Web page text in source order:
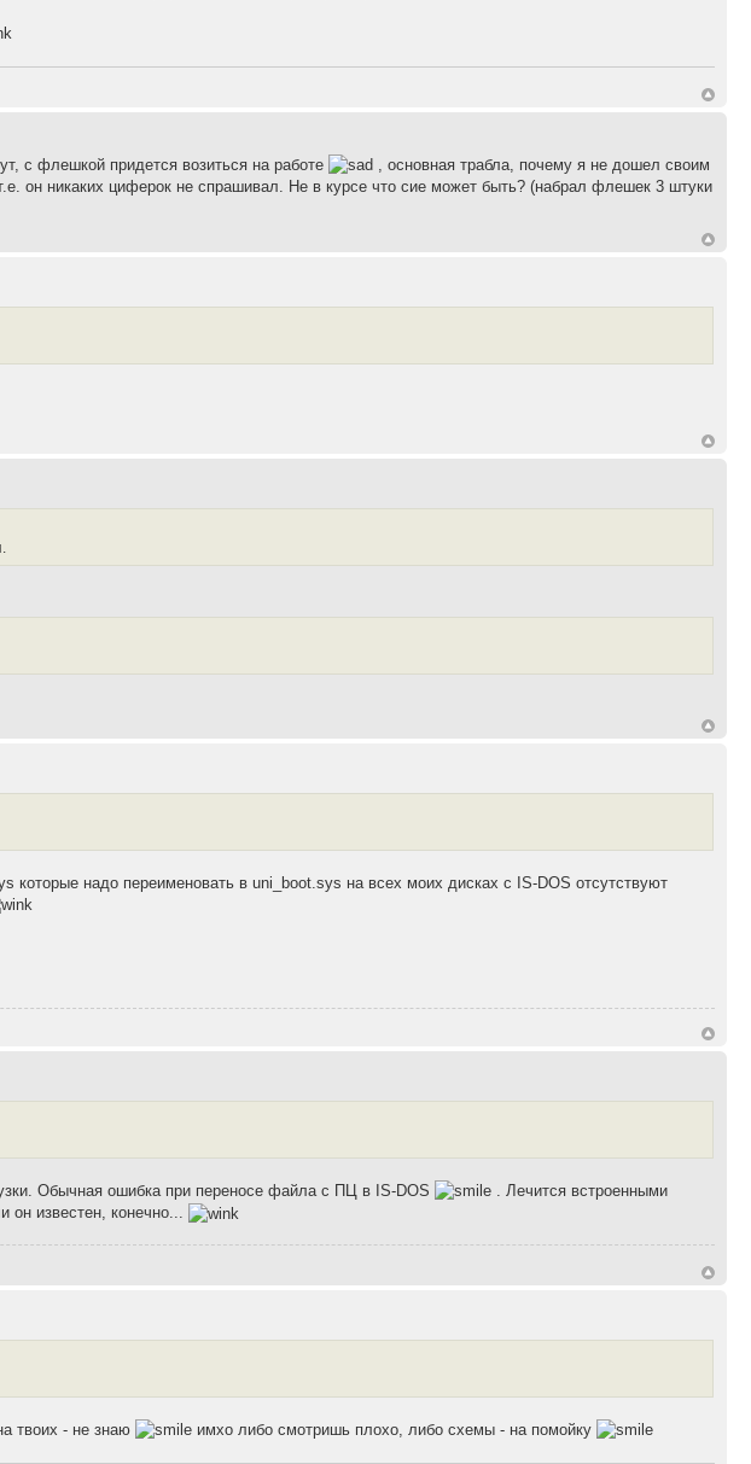
с флешкой придется возиться на работе
, основная трабла, почему я не дошел своим
он никаких циферок не спрашивал. Не в курсе что сие может быть? (набрал флешек 3 штуки
надо переименовать в uni_boot.sys на всех моих дисках с IS-DOS отсутствуют
Обычная ошибка при переносе файла с ПЦ в IS-DOS
. Лечится встроенными
он известен, конечно...
твоих - не знаю имхо либо смотришь плохо, либо схемы - на помойку